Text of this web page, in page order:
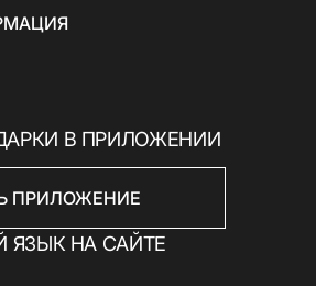
В ПРИЛОЖЕНИИ
ПРИЛОЖЕНИЕ
ЯЗЫК НА САЙТЕ